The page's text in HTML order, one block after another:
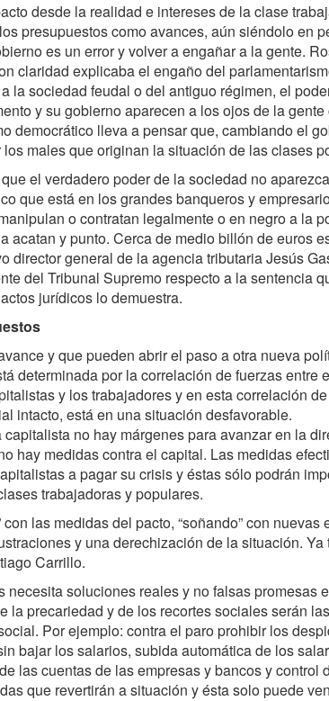
desde la realidad e intereses de la clase
presupuestos como avances, aún siéndolo en
es un error y volver a engañar a la gente.
claridad explicaba el engaño del
la sociedad feudal o del antiguo régimen, el
y su gobierno aparecen a los ojos de la gente
democrático lleva a pensar que, cambiando el
males que originan la situación de las clases
el verdadero poder de la sociedad no
que está en los grandes banqueros y
o contratan legalmente o en negro a la
acatan y punto. Cerca de medio billón de euros
director general de la agencia tributaria Jesús
del Tribunal Supremo respecto a la sentencia
jurídicos lo demuestra.
y que pueden abrir el paso a otra nueva
determinada por la correlación de fuerzas entre
y los trabajadores y en esta correlación
intacto, está en una situación desfavorable.
no hay márgenes para avanzar en la
hay medidas contra el capital. Las medidas
a pagar su crisis y éstas sólo podrán
trabajadoras y populares.
las medidas del pacto, “soñando” con nuevas
y una derechización de la situación. Ya
Carrillo.
soluciones reales y no falsas promesas
la precariedad y de los recortes sociales serán
Por ejemplo: contra el paro prohibir los
bajar los salarios, subida automática de los
las cuentas de las empresas y bancos y control
que revertirán a situación y ésta solo puede